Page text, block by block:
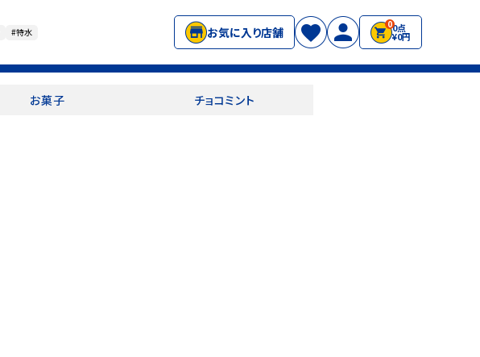
#特水 お気に入り店舗
00点
¥0円
お菓子 チョコミント